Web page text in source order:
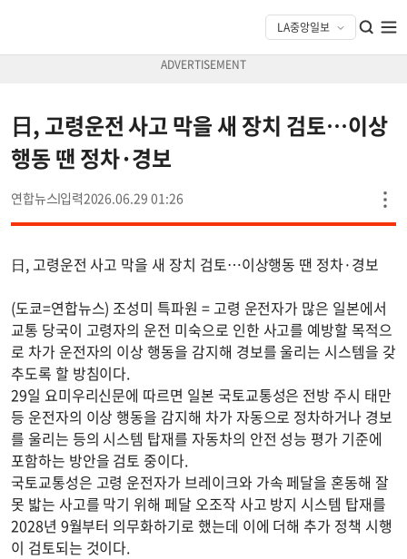
日, 고령운전 사고 막을 새 장치 검토…이상
행동 땐 정차·경보
연합뉴스 2026.06.29 01:26
日, 고령운전 사고 막을 새 장치 검토…이상행동 땐 정차·경보
(도쿄=연합뉴스) 조성미 특파원 = 고령 운전자가 많은 일본에서
교통 당국이 고령자의 운전 미숙으로 인한 사고를 예방할 목적으
로 차가 운전자의 이상 행동을 감지해 경보를 울리는 시스템을 갖
추도록 할 방침이다.
29일 요미우리신문에 따르면 일본 국토교통성은 전방 주시 태만
등 운전자의 이상 행동을 감지해 차가 자동으로 정차하거나 경보
를 울리는 등의 시스템 탑재를 자동차의 안전 성능 평가 기준에
포함하는 방안을 검토 중이다.
국토교통성은 고령 운전자가 브레이크와 가속 페달을 혼동해 잘
못 밟는 사고를 막기 위해 페달 오조작 사고 방지 시스템 탑재를
2028년 9월부터 의무화하기로 했는데 이에 더해 추가 정책 시행
이 검토되는 것이다.